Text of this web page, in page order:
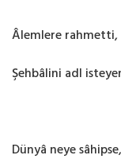
Âlemlere rahmetti,
Şehbâlini adl
Dünyâ neye